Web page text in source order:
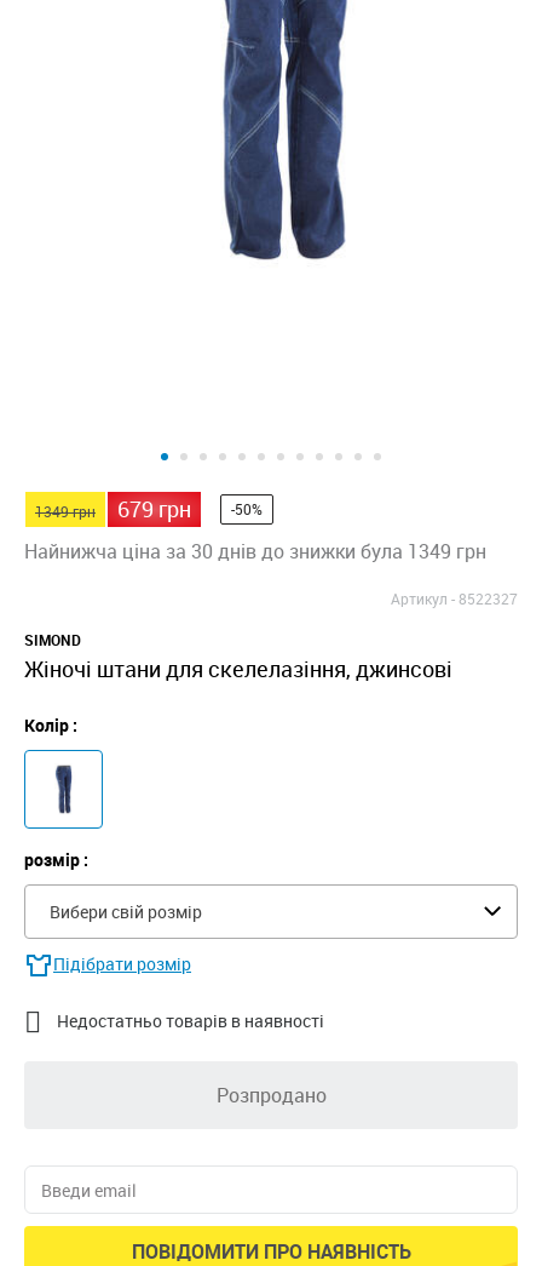
1349 грн 679 грн -50%
Найнижча ціна за 30 днів до знижки була 1349 грн
Артикул -8522327
SIMOND
Жіночі штани для скелелазіння, джинсові
Колір :
розмір :
Вибери свій розмір
Підібрати розмір
 Недостатньо товарів в наявності
Розпродано
ПОВІДОМИТИ ПРО НАЯВНІСТЬ